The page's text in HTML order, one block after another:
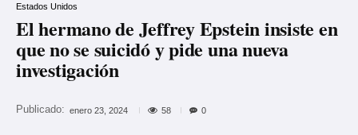
Estados Unidos
El hermano de Jeffrey Epstein insiste en
que no se suicidó y pide una nueva
investigación
Publicado: enero 23, 2024 58 0